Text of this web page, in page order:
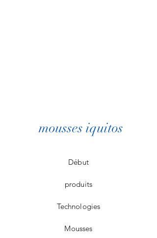
mousses iquitos
Début
produits
Technologies
Mousses